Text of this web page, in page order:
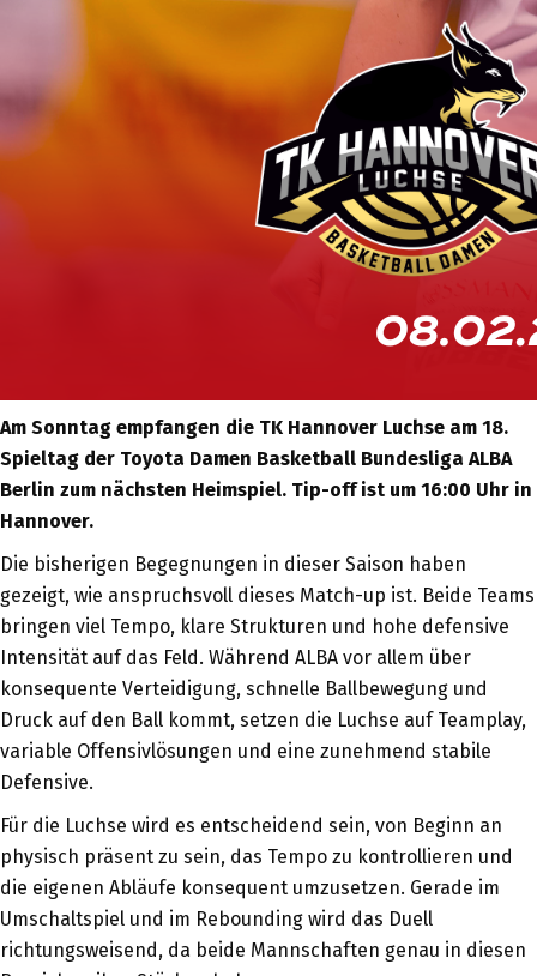
Am Sonntag empfangen die TK Hannover Luchse am 18.
Spieltag der Toyota Damen Basketball Bundesliga ALBA
Berlin zum nächsten Heimspiel. Tip-off ist um 16:00 Uhr in
Hannover.
Die bisherigen Begegnungen in dieser Saison haben
gezeigt, wie anspruchsvoll dieses Match-up ist. Beide Teams
bringen viel Tempo, klare Strukturen und hohe defensive
Intensität auf das Feld. Während ALBA vor allem über
konsequente Verteidigung, schnelle Ballbewegung und
Druck auf den Ball kommt, setzen die Luchse auf Teamplay,
variable Offensivlösungen und eine zunehmend stabile
Defensive.
Für die Luchse wird es entscheidend sein, von Beginn an
physisch präsent zu sein, das Tempo zu kontrollieren und
die eigenen Abläufe konsequent umzusetzen. Gerade im
Umschaltspiel und im Rebounding wird das Duell
richtungsweisend, da beide Mannschaften genau in diesen